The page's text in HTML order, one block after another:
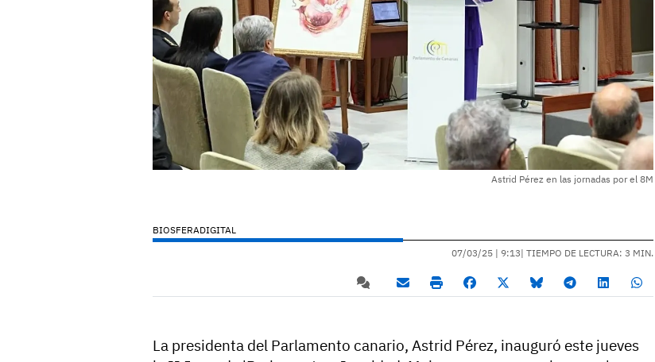
Astrid Pérez en las jornadas por el 8M
BIOSFERADIGITAL
07/03/25 | 9:13| TIEMPO DE LECTURA: 3 MIN.
La presidenta del Parlamento canario, Astrid Pérez, inauguró este jueves